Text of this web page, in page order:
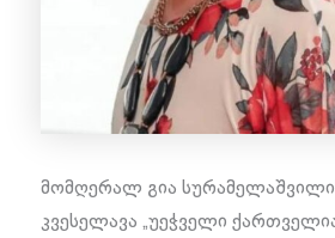
მომღერალ გია
კვესელავა „უეჭველი